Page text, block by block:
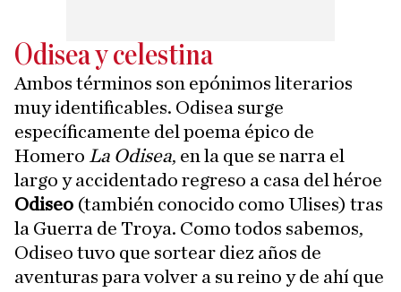
Odisea y celestina
Ambos términos son epónimos literarios
muy identificables. Odisea surge
específicamente del poema épico de
Homero La Odisea, en la que se narra el
largo y accidentado regreso a casa del héroe
Odiseo (también conocido como Ulises) tras
la Guerra de Troya. Como todos sabemos,
Odiseo tuvo que sortear diez años de
aventuras para volver a su reino y de ahí que